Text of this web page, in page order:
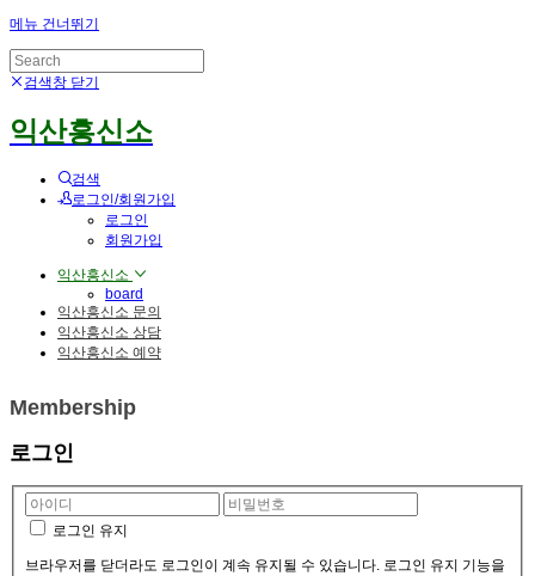
메뉴 건너뛰기
검색창 닫기
익산흥신소
검색
로그인/회원가입
로그인
회원가입
익산흥신소
board
익산흥신소 문의
익산흥신소 상담
익산흥신소 예약
Membership
로그인
로그인 유지
브라우저를 닫더라도 로그인이 계속 유지될 수 있습니다. 로그인 유지 기능을